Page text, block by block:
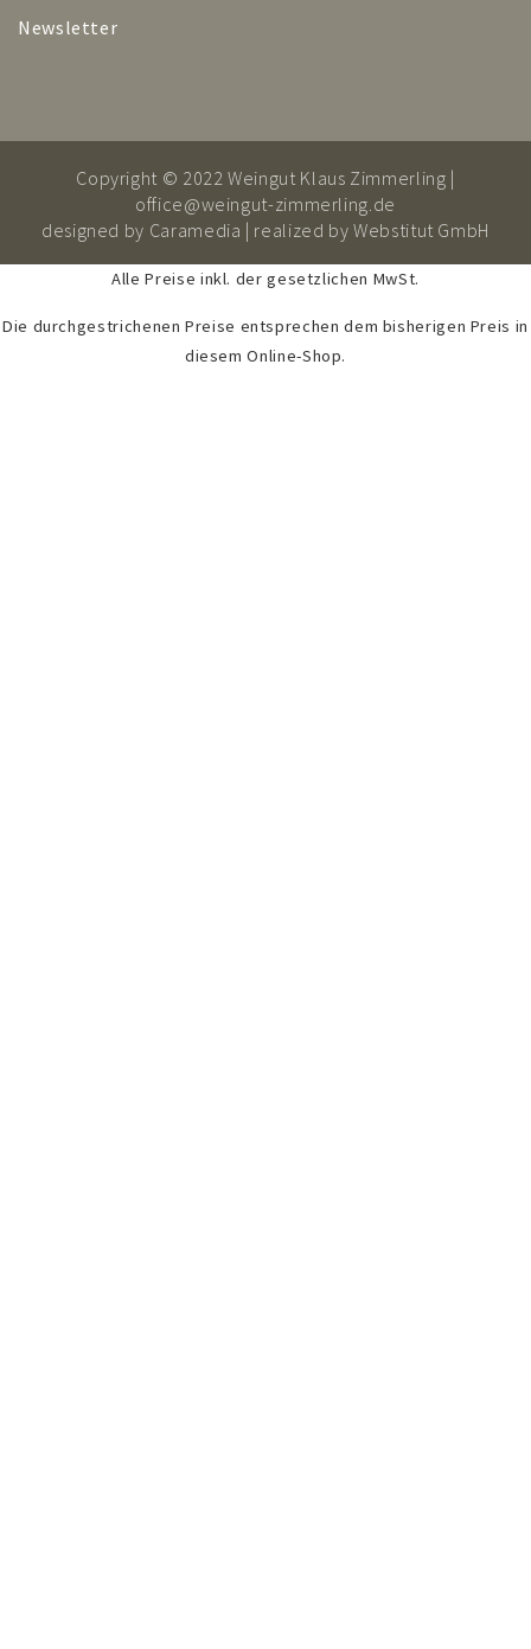
Newsletter
Copyright © 2022 Weingut Klaus Zimmerling |
office@weingut-zimmerling.de
designed by Caramedia | realized byWebstitut GmbH
Alle Preise inkl. der gesetzlichen MwSt.
Die durchgestrichenen Preise entsprechen dem bisherigen Preis in
diesem Online-Shop.